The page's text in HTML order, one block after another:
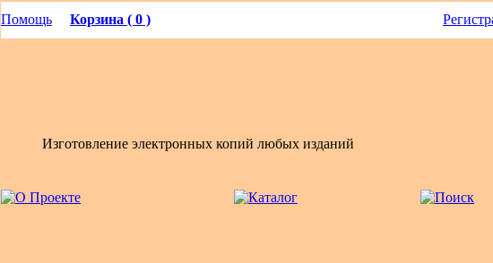
Помощь Корзина ( 0 )
Изготовление электронных копий любых изданий